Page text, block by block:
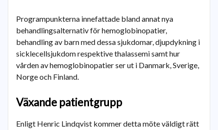
Programpunkterna innefattade bland annat nya
behandlingsalternativ för hemoglobinopatier,
behandling av barn med dessa sjukdomar, djupdykning i
sicklecellsjukdom respektive thalassemi samt hur
vården av hemoglobinopatier ser ut i Danmark, Sverige,
Norge och Finland.
Växande patientgrupp
Enligt Henric Lindqvist kommer detta möte väldigt rätt